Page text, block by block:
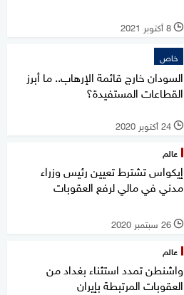
l 8 أكتوبر 2021
خاص
السودان خارج قائمة الإرهاب.. ما أبرز
القطاعات المستفيدة؟
l 24 أكتوبر 2020
عالم
إيكواس تشترط تعيين رئيس وزراء
مدني في مالي لرفع العقوبات
l 26 سبتمبر 2020
عالم
واشنطن تمدد استثناء بغداد من
العقوبات المرتبطة بإيران